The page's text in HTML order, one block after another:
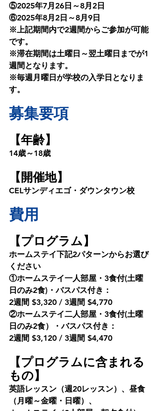
⑤2025年7月26日～8月2日
⑥2025年8月2日～8月9日
※上記期間内で2週間からご参加が可能
です。
※滞在期間は土曜日～翌土曜日までが1
週間となります。
※毎週月曜日が学校の入学日となりま
す。
募集要項
【年齢】
14歳～18歳
【開催地】
CELサンディエゴ・ダウンタウン校
費用
【プログラム】
ホームステイ下記2パターンからお選び
ください
①ホームステイ一人部屋・3食付(土曜
日のみ2食)・バスパス付き：
2週間 $3,320 / 3週間 $4,770
②ホームステイ二人部屋・3食付(土曜
日のみ2食）・バスパス付き：
2週間 $3,120 / 3週間 $4,470
【プログラムに含まれる
もの】
英語レッスン（週20レッスン）、昼食
（月曜～金曜・日曜）、